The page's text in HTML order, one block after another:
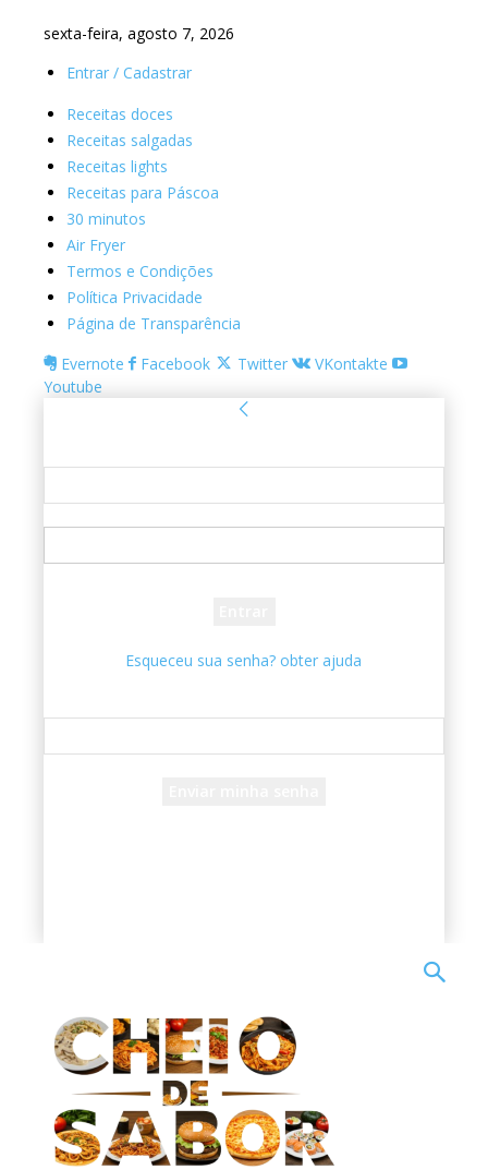
sexta-feira, agosto 7, 2026
Entrar / Cadastrar
Receitas doces
Receitas salgadas
Receitas lights
Receitas para Páscoa
30 minutos
Air Fryer
Termos e Condições
Política Privacidade
Página de Transparência
Evernote
Facebook Twitter
VKontakte
Youtube
Esqueceu sua senha? obter ajuda